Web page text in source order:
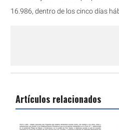
16.986, dentro de los cinco días
Artículos relacionados